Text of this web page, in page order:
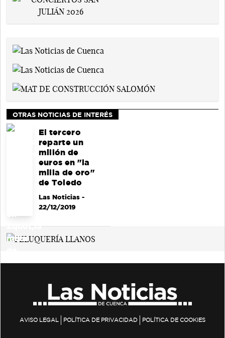
OTRAS NOTICIAS DE INTERÉS
El tercero
reparte un
millón de
euros en "la
milla de oro"
de Toledo
Las Noticias-
22/12/2019
AVISO LEGAL POLÍTICA DE PRIVACIDAD POLÍTICA DE COOKIES